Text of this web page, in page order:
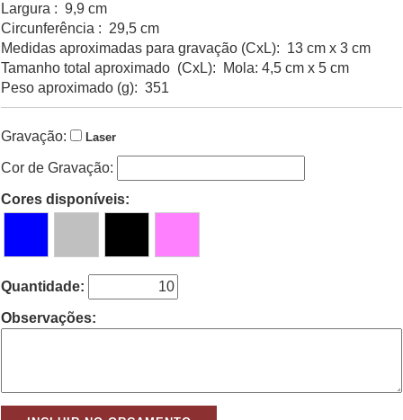
Largura : 9,9 cm
Circunferência : 29,5 cm
Medidas aproximadas para gravação (CxL): 13 cm x 3 cm
Tamanho total aproximado (CxL): Mola: 4,5 cm x 5 cm
Peso aproximado (g): 351
Gravação: Laser
Cor de Gravação:
Cores disponíveis:
Quantidade:
Observações: